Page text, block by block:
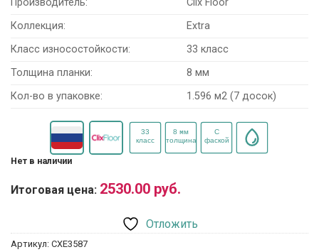
Коллекция:
Extra
Класс износостойкости:
33 класс
Толщина планки:
8 мм
Кол-во в упаковке:
1.596 м2 (7 досок)
Нет в наличии
Итоговая цена: 2530.00 руб.
Отложить
Артикул: CXE3587